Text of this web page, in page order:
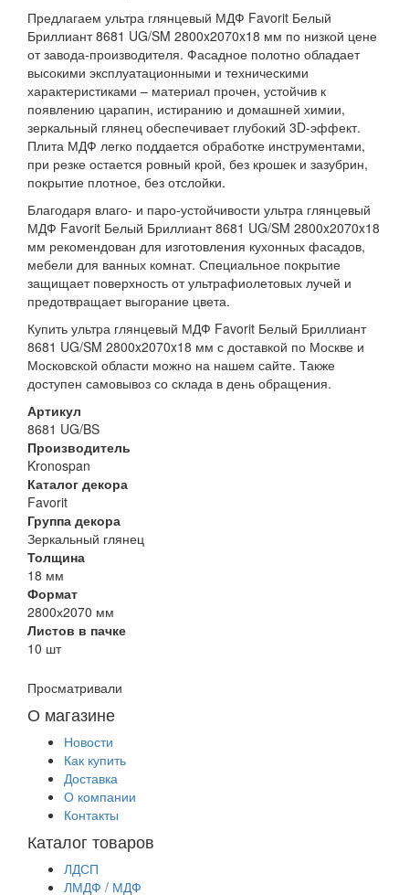
Предлагаем ультра глянцевый МДФ Favorit Белый
Бриллиант 8681 UG/SM 2800x2070x18 мм по низкой цене
от завода-производителя. Фасадное полотно обладает
высокими эксплуатационными и техническими
характеристиками – материал прочен, устойчив к
появлению царапин, истиранию и домашней химии,
зеркальный глянец обеспечивает глубокий 3D-эффект.
Плита МДФ легко поддается обработке инструментами,
при резке остается ровный крой, без крошек и зазубрин,
покрытие плотное, без отслойки.
Благодаря влаго- и паро-устойчивости ультра глянцевый
МДФ Favorit Белый Бриллиант 8681 UG/SM 2800x2070x18
мм рекомендован для изготовления кухонных фасадов,
мебели для ванных комнат. Специальное покрытие
защищает поверхность от ультрафиолетовых лучей и
предотвращает выгорание цвета.
Купить ультра глянцевый МДФ Favorit Белый Бриллиант
8681 UG/SM 2800x2070x18 мм с доставкой по Москве и
Московской области можно на нашем сайте. Также
доступен самовывоз со склада в день обращения.
Артикул
8681 UG/BS
Производитель
Kronospan
Каталог декора
Favorit
Группа декора
Зеркальный глянец
Толщина
18 мм
Формат
2800х2070 мм
Листов в пачке
10 шт
Просматривали
О магазине
Новости
Как купить
Доставка
О компании
Контакты
Каталог товаров
ЛДСП
ЛМДФ / МДФ